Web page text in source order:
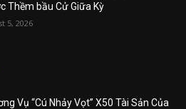
Thềm bầu Cử Giữa Kỳ
5, 2026
Vụ “Cú Nhảy Vọt” X50 Tài Sản Của